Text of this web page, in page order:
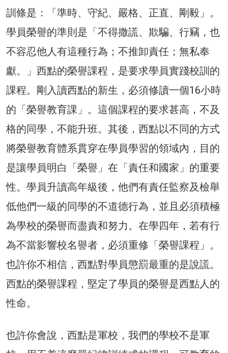
訓條是：「準時、守紀、嚴格、正直、剛毅」。
學員榮譽的準則是「不得撒謊、欺騙、行竊，也
不容忍他人有這種行為；不推卸責任；無私奉
獻。」西點的榮譽課程，是要求學員實踐校訓的
課程。剛入讀西點的新生，必須修讀一個16小時
的「榮譽教育課」。這個課程的要求甚高，不及
格的同學，不能升班。其後，西點以不同的方式
將榮譽教育體系貫穿在學員學習的領域內，目的
是讓學員明白「榮譽」在「責任和國家」的重要
性。學員升讀高年級後，他們有責任監察及檢舉
低他們一級的同學的不道德行為，並且必須積極
為學校的榮譽而盡責和努力。在學四年，若有行
為不當影響校名譽者，必須重修「榮譽課程」。
也許你不相信，西點對學員懲罰最重的是說謊。
西點的榮譽課程，堅定了學員的榮譽是西點人的
性命。
也許你會說，西點是軍校，我們的學校不是軍